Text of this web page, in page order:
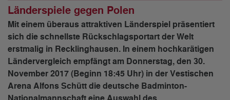
Länderspiele gegen Polen
Mit einem überaus attraktiven Länderspiel präsentiert
sich die schnellste Rückschlagsportart der Welt
erstmalig in Recklinghausen. In einem hochkarätigen
Ländervergleich empfängt am Donnerstag, den 30.
November 2017 (Beginn 18:45 Uhr) in der Vestischen
Arena Alfons Schütt die deutsche Badminton-